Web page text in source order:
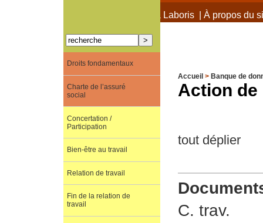
À propos de Terra Laboris| À propos du
Accueil > Banque de
Action de
tout déplier
C. trav.
Droits fondamentaux
Charte de l’assuré
social
Concertation /
Participation
Bien-être au travail
Relation de travail
Fin de la relation de
travail